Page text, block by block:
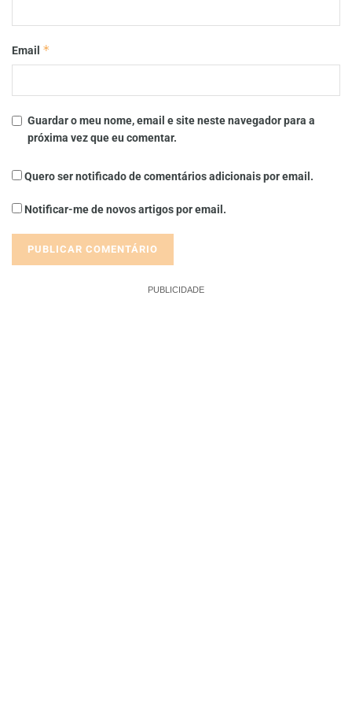
Email *
Guardar o meu nome, email e site neste navegador para a
próxima vez que eu comentar.
Quero ser notificado de comentários adicionais por email.
Notificar-me de novos artigos por email.
PUBLICIDADE